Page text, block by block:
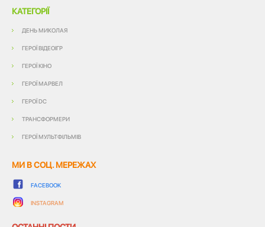
КАТЕГОРІЇ
ДЕНЬ МИКОЛАЯ
ГЕРОЇ ВІДЕОІГР
ГЕРОЇ КІНО
ГЕРОЇ МАРВЕЛ
ГЕРОЇ DC
ТРАНСФОРМЕРИ
ГЕРОЇ МУЛЬТФІЛЬМІВ
МИ В СОЦ. МЕРЕЖАХ
FACEBOOK
INSTAGRAM